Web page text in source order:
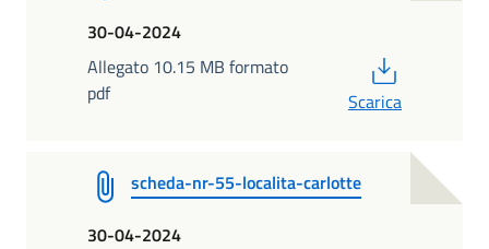
30-04-2024
Allegato 10.15 MB formato
pdf
Scarica
scheda-nr-55-localita-carlotte
30-04-2024